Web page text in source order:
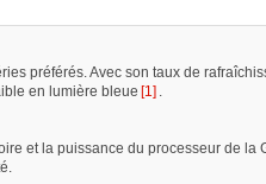
préférés. Avec son taux de
en lumière bleue [1] .
et la puissance du processeur de la